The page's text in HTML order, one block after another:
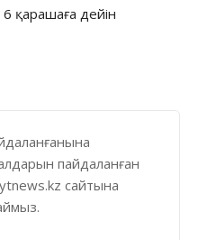
қарашаға дейін
пайдаланған
сайтына